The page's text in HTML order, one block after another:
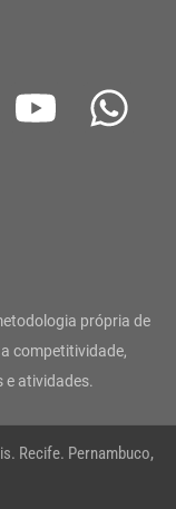
Y
b
e
W
a
p
própria de
competitividade,
e atividades.
Recife. Pernambuco,